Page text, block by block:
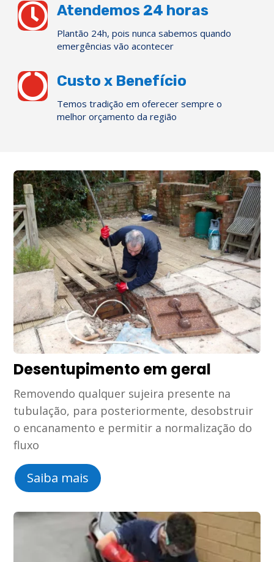
 Atendemos 24 horas
Plantão 24h, pois nunca sabemos quando
emergências vão acontecer
 Custo x Benefício
Temos tradição em oferecer sempre o
melhor orçamento da região
Desentupimento em geral
Removendo qualquer sujeira presente na
tubulação, para posteriormente, desobstruir
o encanamento e permitir a normalização do
fluxo
Saiba mais